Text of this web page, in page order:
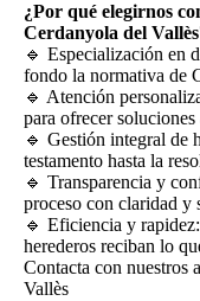
¿Por qué elegirnos
Cerdanyola del
🔹 Especialización en
fondo la normativa de
🔹 Atención
para ofrecer soluciones
🔹 Gestión integral de
testamento hasta la
🔹 Transparencia y
proceso con claridad y
🔹 Eficiencia y
herederos reciban lo
Contacta con nuestros
Vallès